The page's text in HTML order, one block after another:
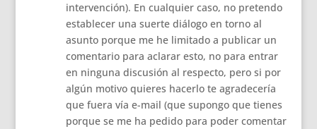
intervención). En cualquier caso, no pretendo
establecer una suerte diálogo en torno al
asunto porque me he limitado a publicar un
comentario para aclarar esto, no para entrar
en ninguna discusión al respecto, pero si por
algún motivo quieres hacerlo te agradecería
que fuera vía e-mail (que supongo que tienes
porque se me ha pedido para poder comentar